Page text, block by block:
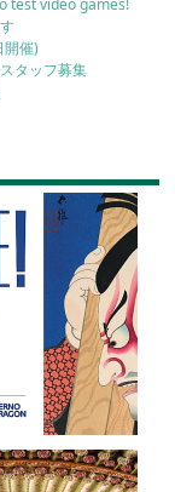
test video games!
開催)
タッフ募集